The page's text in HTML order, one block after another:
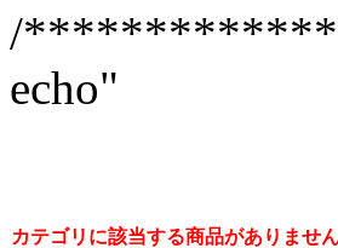
/
echo"
カテゴリに該当する商品がありませ